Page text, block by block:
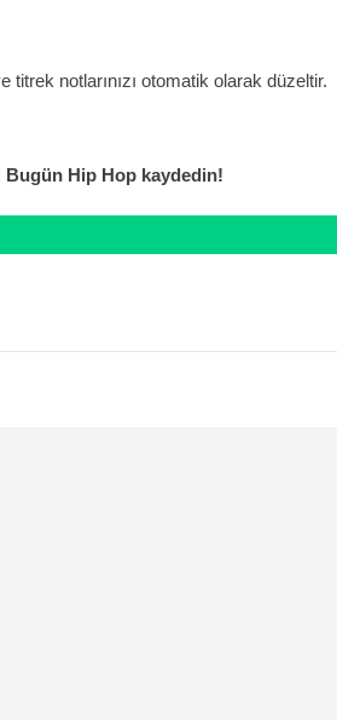
titrek notlarınızı otomatik olarak düzeltir.
Bugün Hip Hop kaydedin!